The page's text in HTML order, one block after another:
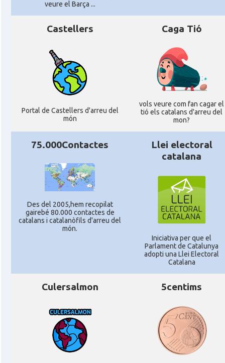
veure el Barça ...
Castellers
Portal de Castellers d'arreu del
món
Caga Tió
vols veure com fan cagar el
tió els catalans d'arreu del
mon?
75.000Contactes
Des del 2005,hem recopilat
gairebé 80.000 contactes de
catalans i catalanòfils d'arreu del
món.
Llei electoral
catalana
Iniciativa per que el
Parlament de Catalunya
adopti una Llei Electoral
Catalana
Culersalmon 5centims